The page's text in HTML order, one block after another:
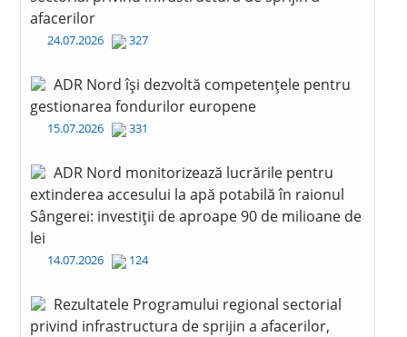
afacerilor
24.07.2026 327
ADR Nord își dezvoltă competențele pentru
gestionarea fondurilor europene
15.07.2026 331
ADR Nord monitorizează lucrările pentru
extinderea accesului la apă potabilă în raionul
Sângerei: investiții de aproape 90 de milioane de
lei
14.07.2026 124
Rezultatele Programului regional sectorial
privind infrastructura de sprijin a afacerilor,